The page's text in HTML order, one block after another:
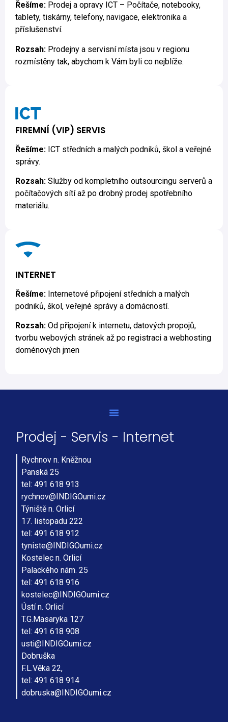
Řešíme: Prodej a opravy ICT – Počítače, notebooky,
tablety, tiskárny, telefony, navigace, elektronika a
příslušenství.
Rozsah: Prodejny a servisní místa jsou v regionu
rozmístěny tak, abychom k Vám byli co nejblíže.
FIREMNÍ (VIP) SERVIS
Řešíme: ICT středních a malých podniků, škol a veřejné
správy.
Rozsah: Služby od kompletního outsourcingu serverů a
počítačových sítí až po drobný prodej spotřebního
materiálu.
INTERNET
Řešíme: Internetové připojení středních a malých
podniků, škol, veřejné správy a domácností.
Rozsah: Od připojení k internetu, datových propojů,
tvorbu webových stránek až po registraci a webhosting
doménových jmen
Prodej - Servis - Internet
Rychnov n. Kněžnou
Panská 25
tel: 491 618 913
rychnov@INDIGOumi.cz
Týniště n. Orlicí
17. listopadu 222
tel: 491 618 912
tyniste@INDIGOumi.cz
Kostelec n. Orlicí
Palackého nám. 25
tel: 491 618 916
kostelec@INDIGOumi.cz
Ústí n. Orlicí
T.G.Masaryka 127
tel: 491 618 908
usti@INDIGOumi.cz
Dobruška
F.L.Věka 22,
tel: 491 618 914
dobruska@INDIGOumi.cz